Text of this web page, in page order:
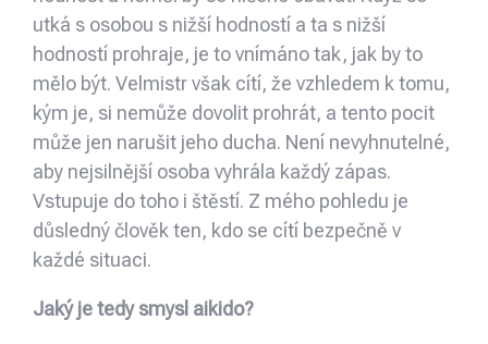
utká s osobou s nižší hodností a ta s nižší
hodností prohraje, je to vnímáno tak, jak by to
mělo být. Velmistr však cítí, že vzhledem k tomu,
kým je, si nemůže dovolit prohrát, a tento pocit
může jen narušit jeho ducha. Není nevyhnutelné,
aby nejsilnější osoba vyhrála každý zápas.
Vstupuje do toho i štěstí. Z mého pohledu je
důsledný člověk ten, kdo se cítí bezpečně v
každé situaci.
Jaký je tedy smysl aikido?